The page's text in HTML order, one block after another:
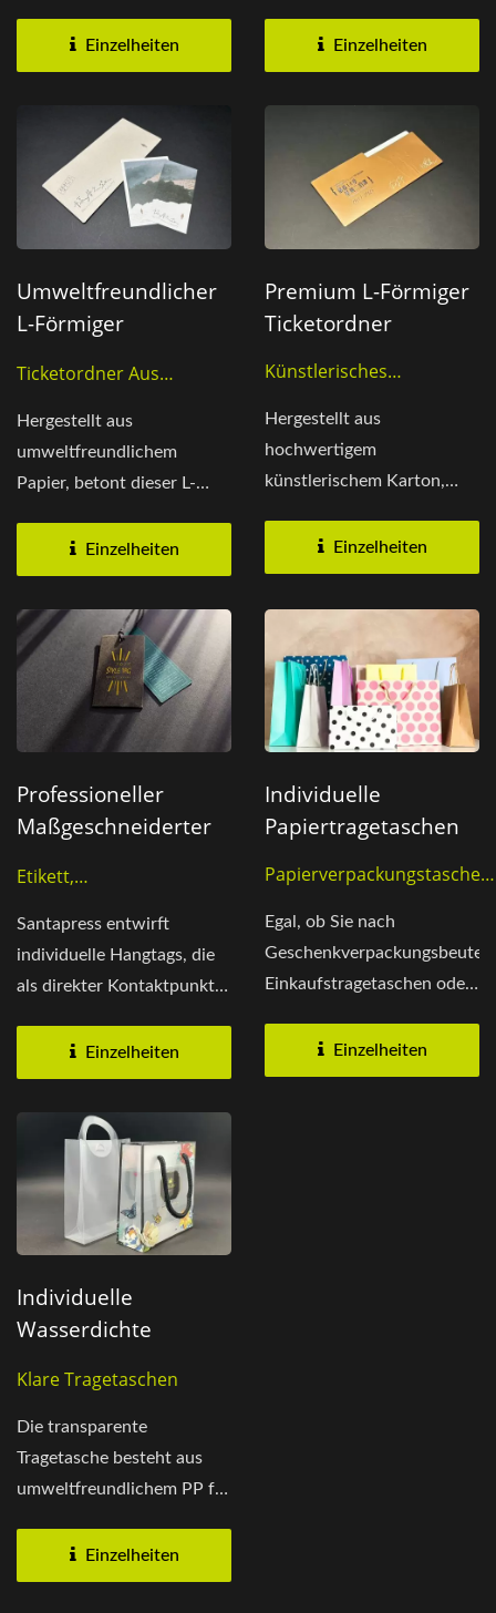
glänzender Oberfläche...
Einzelheiten
Organisation...Einzelheiten
Umweltfreundlicher
L-Förmiger
Ticketordner Aus
Hergestellt aus
umweltfreundlichem
Papier, betont dieser L-
Nachhaltigkeit,...
Einzelheiten
Premium L-Förmiger
Ticketordner
Künstlerisches
Hergestellt aus
hochwertigem
künstlerischem Karton,
Ticketordner...Einzelheiten
Professioneller
Maßgeschneiderter
Etikett,
Hängende Pflegehinweise
Santapress entwirft
individuelle Hangtags, die
als direkter Kontaktpunkt
Kunden...Einzelheiten
Individuelle
Papiertragetaschen
Papierverpackungstaschen,
Verpackungstasche
Egal, ob Sie nach
Einkaufstragetaschen oder
Einzelheiten
Individuelle
Wasserdichte
Klare Tragetaschen
Die transparente
Tragetasche besteht aus
umweltfreundlichem PP für
wasserdichte...Einzelheiten